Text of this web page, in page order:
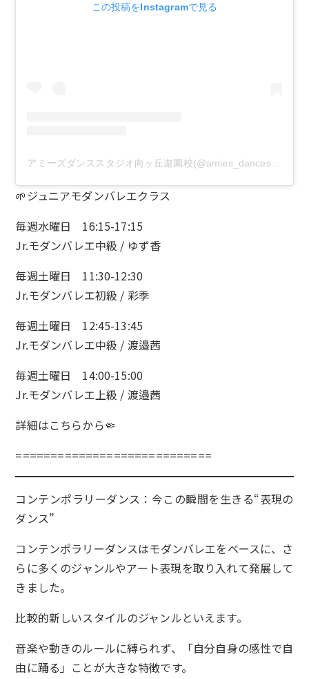
この投稿をInstagramで見る
アミーズダンススタジオ向ヶ丘遊園校(@amies_dancestudio)がシェアした投稿
🌱ジュニアモダンバレエクラス
毎週水曜日 16:15-17:15
Jr.モダンバレエ中級 / ゆず香
毎週土曜日 11:30-12:30
Jr.モダンバレエ初級 / 彩季
毎週土曜日 12:45-13:45
Jr.モダンバレエ中級 / 渡邉茜
毎週土曜日 14:00-15:00
Jr.モダンバレエ上級 / 渡邉茜
詳細はこちらから🤏
============================
コンテンポラリーダンス：今この瞬間を生きる“表現の
ダンス”
コンテンポラリーダンスはモダンバレエをベースに、さ
らに多くのジャンルやアート表現を取り入れて発展して
きました。
比較的新しいスタイルのジャンルといえます。
音楽や動きのルールに縛られず、「自分自身の感性で自
由に踊る」ことが大きな特徴です。